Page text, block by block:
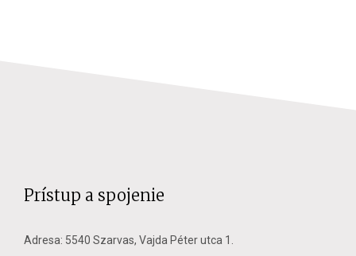
Prístup a spojenie
Adresa: 5540 Szarvas, Vajda Péter utca 1.